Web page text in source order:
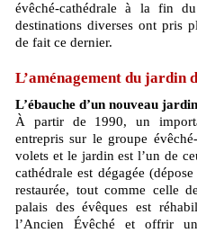
évêché-cathédrale à la fin
destinations diverses ont pris
de fait ce dernier.
L’aménagement du jardin
L’ébauche d’un nouveau jardin
À partir de 1990, un
entrepris sur le groupe
volets et le jardin est l’un de
cathédrale est dégagée
restaurée, tout comme celle
palais des évêques est
l’Ancien Évêché et offrir